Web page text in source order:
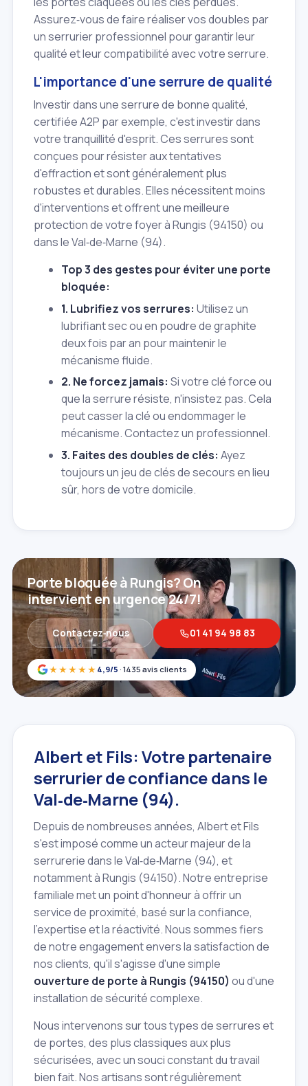
Assurez‑vous de faire réaliser vos doubles par
un serrurier professionnel pour garantir leur
qualité et leur compatibilité avec votre serrure.
L'importance d'une serrure de qualité
Investir dans une serrure de bonne qualité,
certifiée A2P par exemple, c'est investir dans
votre tranquillité d'esprit. Ces serrures sont
conçues pour résister aux tentatives
d'effraction et sont généralement plus
robustes et durables. Elles nécessitent moins
d'interventions et offrent une meilleure
protection de votre foyer à Rungis (94150) ou
dans le Val‑de‑Marne (94).
Top 3 des gestes pour éviter une porte
bloquée:
1. Lubrifiez vos serrures: Utilisez un
lubrifiant sec ou en poudre de graphite
deux fois par an pour maintenir le
mécanisme fluide.
2. Ne forcez jamais: Si votre clé force ou
que la serrure résiste, n'insistez pas. Cela
peut casser la clé ou endommager le
mécanisme. Contactez un professionnel.
3. Faites des doubles de clés: Ayez
toujours un jeu de clés de secours en lieu
sûr, hors de votre domicile.
★★★★★ 4,9/5 · 1435 avis clients
Porte bloquée à Rungis? On
intervient en urgence 24/7!
Contactez‑nous 01 41 94 98 83
Albert et Fils: Votre partenaire
serrurier de confiance dans le
Val‑de‑Marne (94).
Depuis de nombreuses années, Albert et Fils
s'est imposé comme un acteur majeur de la
serrurerie dans le Val‑de‑Marne (94), et
notamment à Rungis (94150). Notre entreprise
familiale met un point d'honneur à offrir un
service de proximité, basé sur la confiance,
l'expertise et la réactivité. Nous sommes fiers
de notre engagement envers la satisfaction de
nos clients, qu'il s'agisse d'une simple
ouverture de porte à Rungis (94150) ou d'une
installation de sécurité complexe.
Nous intervenons sur tous types de serrures et
de portes, des plus classiques aux plus
sécurisées, avec un souci constant du travail
bien fait. Nos artisans sont régulièrement